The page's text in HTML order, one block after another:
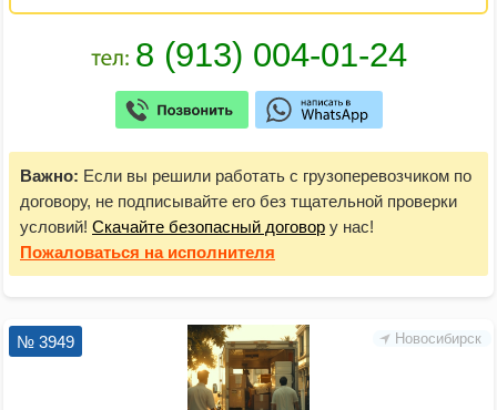
Важно: Если вы решили работать с грузоперевозчиком по
договору, не подписывайте его без тщательной проверки
условий! Скачайте безопасный договор у нас!
Пожаловаться на исполнителя
Новосибирск
№ 3949